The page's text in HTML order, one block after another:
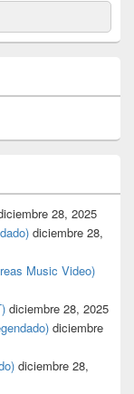
28, 2025
diciembre 28,
Music Video)
diciembre 28, 2025
diciembre
diciembre 28,